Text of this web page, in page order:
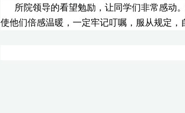
所院领导的看望勉励，让同学们非常感动
使他们倍感温暖，一定牢记叮嘱，服从规定，